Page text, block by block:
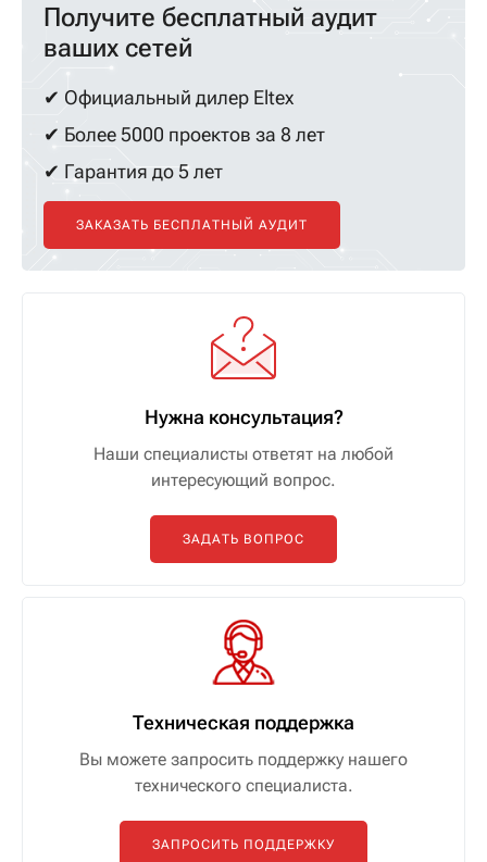
Получите бесплатный аудит
ваших сетей
✔ Официальный дилер Eltex
✔ Более 5000 проектов за 8 лет
✔ Гарантия до 5 лет
ЗАКАЗАТЬ БЕСПЛАТНЫЙ АУДИТ
Нужна консультация?
Наши специалисты ответят на любой
интересующий вопрос.
ЗАДАТЬ ВОПРОС
Техническая поддержка
Вы можете запросить поддержку нашего
технического специалиста.
ЗАПРОСИТЬ ПОДДЕРЖКУ